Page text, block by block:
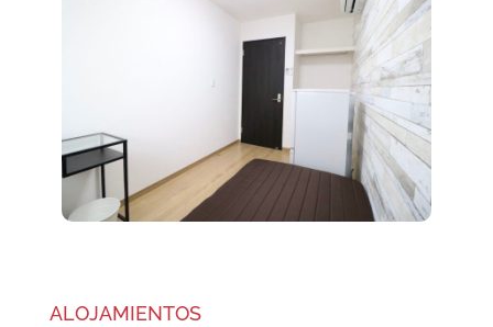
ALOJAMIENTOS